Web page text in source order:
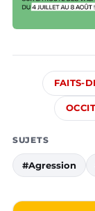
FAITS-
SUJETS
#Agression